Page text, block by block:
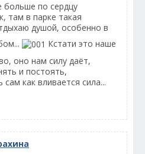
больше по сердцу
там в парке такая
душой, особенно в
Кстати это наше
оно нам силу даёт,
и постоять,
сам как вливается сила...